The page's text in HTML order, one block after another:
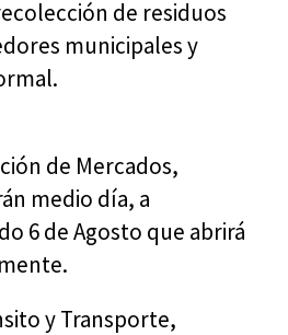
de residuos
municipales y
de Mercados,
medio día, a
6 de Agosto que abrirá
y Transporte,